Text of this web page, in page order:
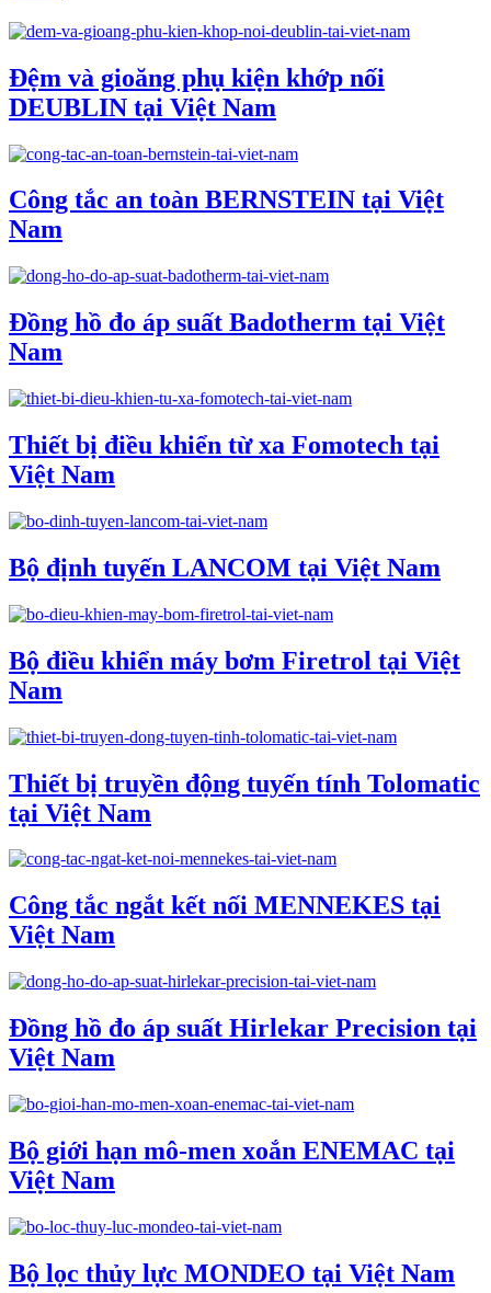
Đệm và gioăng phụ kiện khớp nối
DEUBLIN tại Việt Nam
Công tắc an toàn BERNSTEIN tại Việt
Nam
Đồng hồ đo áp suất Badotherm tại Việt
Nam
Thiết bị điều khiển từ xa Fomotech tại
Việt Nam
Bộ định tuyến LANCOM tại Việt Nam
Bộ điều khiển máy bơm Firetrol tại Việt
Nam
Thiết bị truyền động tuyến tính Tolomatic
tại Việt Nam
Công tắc ngắt kết nối MENNEKES tại
Việt Nam
Đồng hồ đo áp suất Hirlekar Precision tại
Việt Nam
Bộ giới hạn mô-men xoắn ENEMAC tại
Việt Nam
Bộ lọc thủy lực MONDEO tại Việt Nam